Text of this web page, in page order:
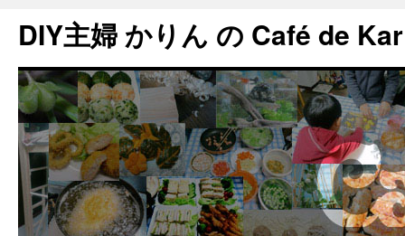
DIY主婦 かりん の Café de